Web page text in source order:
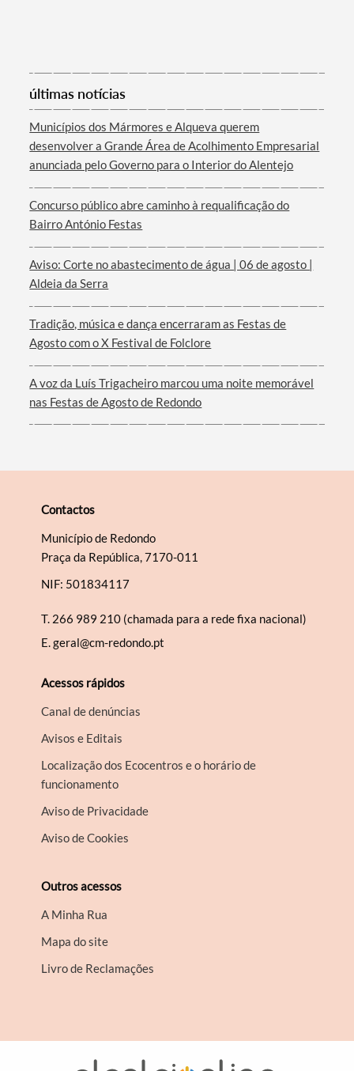
Filtros
últimas notícias
Municípios dos Mármores e Alqueva querem
desenvolver a Grande Área de Acolhimento Empresarial
anunciada pelo Governo para o Interior do Alentejo
Concurso público abre caminho à requalificação do
Bairro António Festas
Aviso: Corte no abastecimento de água | 06 de agosto |
Aldeia da Serra
Tradição, música e dança encerraram as Festas de
Agosto com o X Festival de Folclore
A voz da Luís Trigacheiro marcou uma noite memorável
nas Festas de Agosto de Redondo
Contactos
Município de Redondo
Praça da República, 7170-011
NIF: 501834117
T. 266 989 210 (chamada para a rede fixa nacional)
E.geral@cm-redondo.pt
Acessos rápidos
Canal de denúncias
Avisos e Editais
Localização dos Ecocentros e o horário de
funcionamento
Aviso de Privacidade
Aviso de Cookies
Outros acessos
A Minha Rua
Mapa do site
Livro de Reclamações